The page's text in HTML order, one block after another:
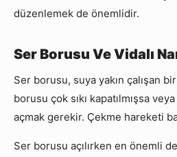
düzenlemek de önemlidir.
Ser Borusu Ve Vidalı
Ser borusu, suya yakın çalışan
borusu çok sıkı kapatılmışsa
açmak gerekir. Çekme hareketi
Ser borusu açılırken en önemli